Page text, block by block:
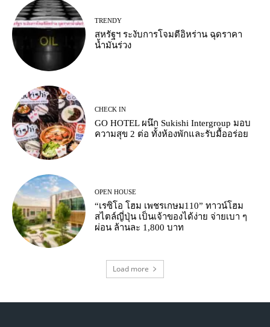
TRENDY
สหรัฐฯ ระงับการโจมตีอิหร่าน ฉุดราคา
น้ำมันร่วง
CHECK IN
GO HOTEL ผนึก Sukishi Intergroup มอบ
ความสุข 2 ต่อ ทั้งห้องพักและรับมื้ออร่อย
OPEN HOUSE
“เรซิโอ โฮม เพชรเกษม110” ทาวน์โฮม
สไตล์ญี่ปุ่น เป็นเจ้าของได้ง่าย จ่ายเบา ๆ
ผ่อน ล้านละ 1,800 บาท
Load more